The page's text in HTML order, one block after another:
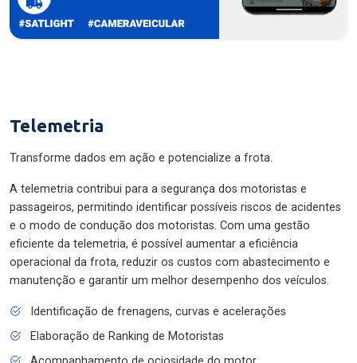
Telemetria
Transforme dados em ação e potencialize a frota.
A telemetria contribui para a segurança dos motoristas e
passageiros, permitindo identificar possíveis riscos de acidentes
e o modo de condução dos motoristas. Com uma gestão
eficiente da telemetria, é possível aumentar a eficiência
operacional da frota, reduzir os custos com abastecimento e
manutenção e garantir um melhor desempenho dos veículos.
Identificação de frenagens, curvas e acelerações
Elaboração de Ranking de Motoristas